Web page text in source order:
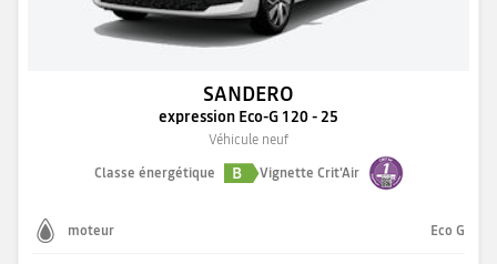
SANDERO
expression Eco-G 120 - 25
Véhicule neuf
Classe énergétique
B Vignette Crit'Air
moteur Eco G